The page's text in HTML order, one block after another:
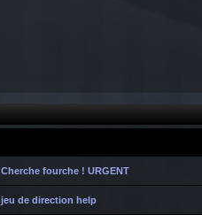
Cherche fourche ! URGENT
jeu de direction help